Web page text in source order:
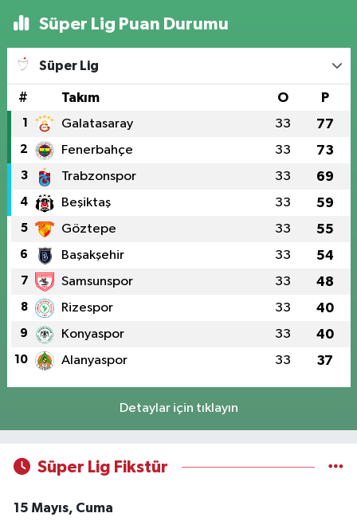
Süper Lig Puan Durumu
Süper Lig
# Takım O P
1 Galatasaray 33 77
2 Fenerbahçe 33 73
3 Trabzonspor 33 69
4 Beşiktaş 33 59
5 Göztepe 33 55
6 Başakşehir 33 54
7 Samsunspor 33 48
8 Rizespor 33 40
9 Konyaspor 33 40
10 Alanyaspor 33 37
Detaylar için tıklayın
Süper Lig Fikstür
15 Mayıs, Cuma